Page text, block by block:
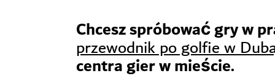
Chcesz spróbować gry w
przewodnik po golfie w
centra gier w mieście.